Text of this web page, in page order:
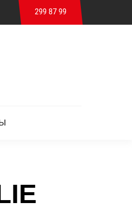
299 87 99